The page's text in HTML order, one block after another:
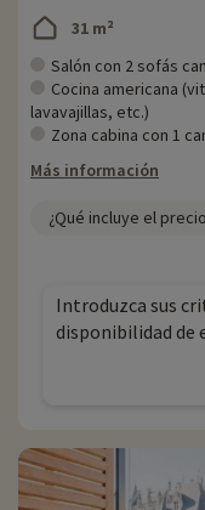
Para animar la jornada,
una zona infantil con
Descubrir la región y
Si se aloja en Loches,
acuario de Tours y el
recientemente en
disfrutarán dejándose
barco. Es la ocasión
línea una vez elegido el
clic aquí!
31 m²
Salón con 2 sofás
Cocina americana
lavavajillas, etc.)
Zona cabina con 1
Más información
¿Qué incluye el
Introduzca sus
disponibilidad de